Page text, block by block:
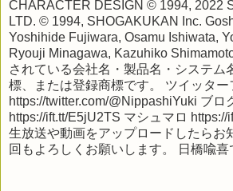
CHARACTER DESIGN © 1994, 2022
LTD. © 1994, SHOGAKUKAN Inc.
Yoshihide Fujiwara, Osamu Ishiwata,
Ryouji Minagawa, Kazuhiko
されている会社名・製品名・システム
標、または登録商標です。 ツイッター
https://twitter.com/@NippashiYuki ブロ
https://ift.tt/E5jU2TS マシュマロ https://
生放送や動画をアップロードしたらお
回もよろしくお願いします。 日橋喩喜